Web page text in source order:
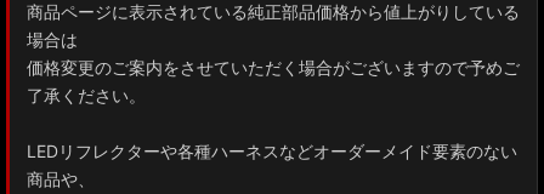
商品ページに表示されている純正部品価格から値上がりしている
場合は
価格変更のご案内をさせていただく場合がございますので予めご
了承ください。
LEDリフレクターや各種ハーネスなどオーダーメイド要素のない
商品や、